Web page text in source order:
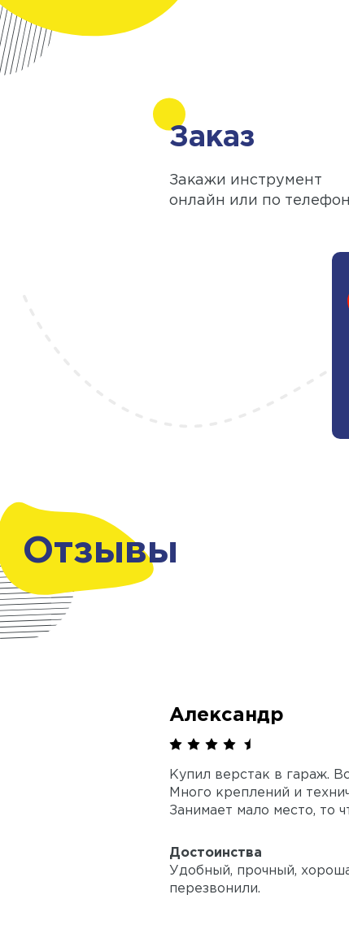
Заказ
Закажи инструмент
онлайн или по
Отзывы
Александр
Купил верстак в гараж.
Много креплений и
Занимает мало место, то
Достоинства
Удобный, прочный,
перезвонили.